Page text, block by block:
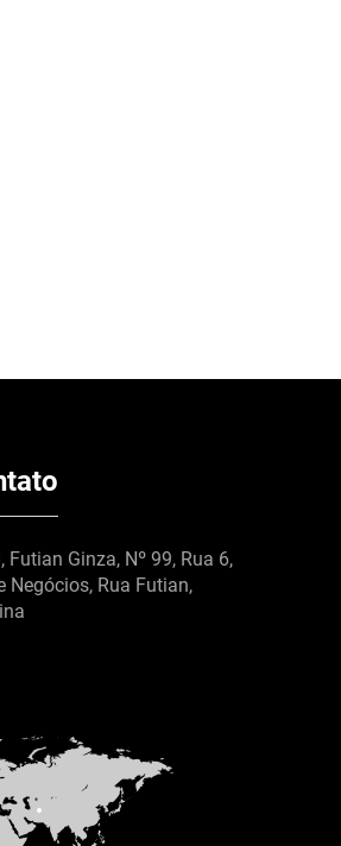
Ginza, Nº 99, Rua 6,
Negócios, Rua Futian,